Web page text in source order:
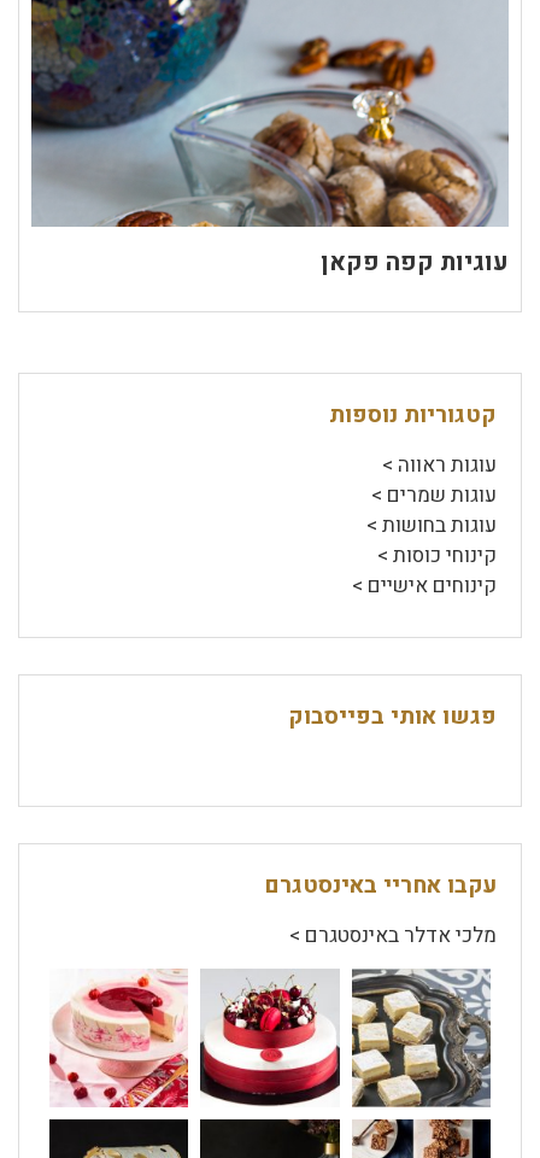
עוגיות קפה פקאן
קטגוריות נוספות
עוגות ראווה >
עוגות שמרים >
עוגות בחושות >
קינוחי כוסות >
קינוחים אישיים >
פגשו אותי בפייסבוק
עקבו אחריי באינסטגרם
מלכי אדלר באינסטגרם >